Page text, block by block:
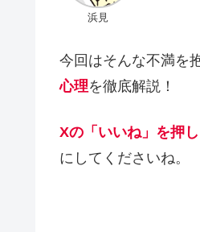
浜見
今回はそんな不満を
心理を徹底解説！
Xの「いいね」を押
にしてくださいね。